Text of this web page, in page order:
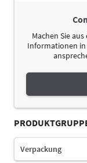
Machen Sie
Informationen in
Verpackung